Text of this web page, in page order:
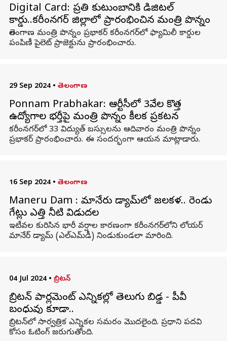
Digital Card: ప్రతి కుటుంబానికి డిజిటల్
కార్డు..కరీంనగర్ జిల్లాలో ప్రారంభించిన మంత్రి పొన్నం
తెలంగాణ మంత్రి పొన్నం ప్రభాకర్ కరీంనగర్‌లో ఫ్యామిలీ కార్డుల
పంపిణీ పైలెట్ ప్రాజెక్టును ప్రారంభించారు.
29 Sep 2024 • తెలంగాణ
Ponnam Prabhakar: ఆర్టీసీలో 3వేల కొత్త
ఉద్యోగాల భర్తీపై మంత్రి పొన్నం కీలక ప్రకటన
కరీంనగర్‌లో 33 విద్యుత్‌ బస్సులను ఆదివారం మంత్రి పొన్నం
ప్రభాకర్ ప్రారంభించారు. ఈ సందర్భంగా ఆయన మాట్లాడారు.
16 Sep 2024 • తెలంగాణ
Maneru Dam : మానేరు డ్యామ్‌లో జలకళ.. రెండు
గేట్లు ఎత్తి నీటి విడుదల
ఇటీవల కురిసిన భారీ వర్షాల కారణంగా కరీంనగర్‌లోని లోయర్
మానేర్ డ్యామ్ (ఎల్‌ఎమ్‌డీ) నిండుకుండలా మారింది.
04 Jul 2024 • బ్రిటన్
బ్రిటన్​ పార్లమెంట్​ ఎన్నికల్లో తెలుగు బిడ్డ - పీవీ
బంధువు కూడా..
బ్రిటన్‌లో సార్వత్రిక ఎన్నికల సమరం మొదలైంది. ప్రధాని పదవి
కోసం ఓటింగ్ జరుగుతోంది.